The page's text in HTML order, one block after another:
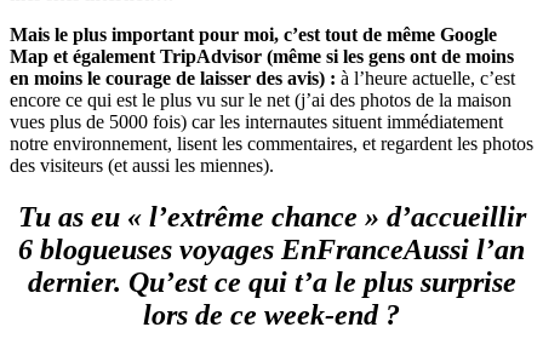
Mais le plus important pour moi, c’est tout de même Google
Map et également TripAdvisor (même si les gens ont de moins
en moins le courage de laisser des avis) : à l’heure actuelle, c’est
encore ce qui est le plus vu sur le net (j’ai des photos de la maison
vues plus de 5000 fois) car les internautes situent immédiatement
notre environnement, lisent les commentaires, et regardent les photos
des visiteurs (et aussi les miennes).
Tu as eu « l’extrême chance » d’accueillir
6 blogueuses voyages EnFranceAussi l’an
dernier. Qu’est ce qui t’a le plus surprise
lors de ce week-end ?